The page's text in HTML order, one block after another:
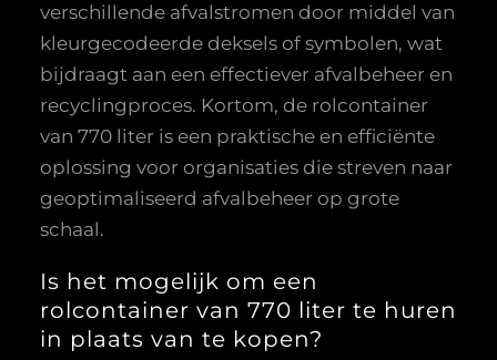
verschillende afvalstromen door middel van
kleurgecodeerde deksels of symbolen, wat
bijdraagt aan een effectiever afvalbeheer en
recyclingproces. Kortom, de rolcontainer
van 770 liter is een praktische en efficiënte
oplossing voor organisaties die streven naar
geoptimaliseerd afvalbeheer op grote
schaal.
Is het mogelijk om een
rolcontainer van 770 liter te huren
in plaats van te kopen?